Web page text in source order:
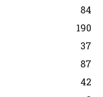
84
190
37
87
42